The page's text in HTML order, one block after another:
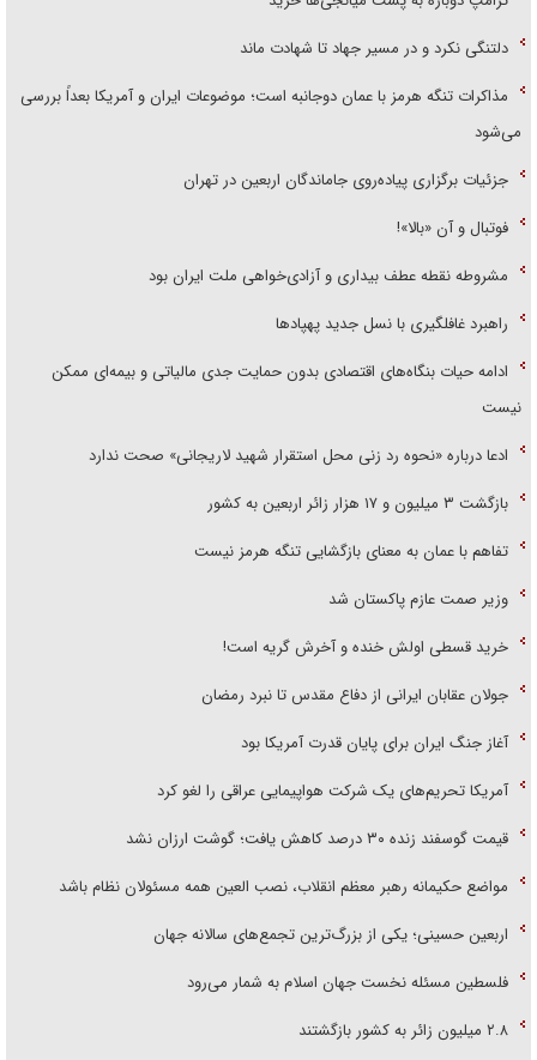
دلتنگی نکرد و در مسیر جهاد تا شهادت ماند
مذاکرات تنگه هرمز با عمان دوجانبه است؛ موضوعات ایران و آمریکا بعداً بررسی
می‌شود
جزئیات برگزاری پیاده‌روی جاماندگان اربعین در تهران
فوتبال و آن «بالا»!
مشروطه نقطه عطف بیداری و آزادی‌خواهی ملت ایران بود
راهبرد غافلگیری با نسل جدید پهپاد‌ها
ادامه حیات بنگاه‌های اقتصادی بدون حمایت جدی مالیاتی و بیمه‌ای ممکن
نیست
ادعا درباره «نحوه رد زنی محل استقرار شهید لاریجانی» صحت ندارد
بازگشت ۳ میلیون و ۱۷ هزار زائر اربعین به کشور
تفاهم با عمان به معنای بازگشایی تنگه هرمز نیست
وزیر صمت عازم پاکستان شد
خرید قسطی اولش خنده و آخرش گریه است!
جولان عقابان ایرانی از دفاع مقدس تا نبرد رمضان
آغاز جنگ ایران برای پایان قدرت آمریکا بود
آمریکا تحریم‌های یک شرکت هواپیمایی عراقی را لغو کرد
قیمت گوسفند زنده ۳۰ درصد کاهش یافت؛ گوشت ارزان نشد
مواضع حکیمانه رهبر معظم انقلاب، نصب العین همه مسئولان نظام باشد
اربعین حسینی؛ یکی از بزرگ‌ترین تجمع‌های سالانه جهان
فلسطین مسئله نخست جهان اسلام به شمار می‌رود
۲.۸ میلیون زائر به کشور بازگشتند